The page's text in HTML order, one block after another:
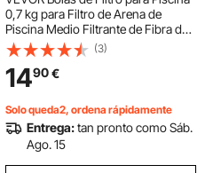
0,7 kg para Filtro de Arena de
Piscina Medio Filtrante de Fibra de
Poliéster Blanco Reutilizable con
Bolsa de Lavado para Piscina,
Acuario, Tanque, Piscina Elevada
(3)
1490€
Solo queda2, ordena rápidamente
Entrega:tan pronto como Sáb.
Ago. 15